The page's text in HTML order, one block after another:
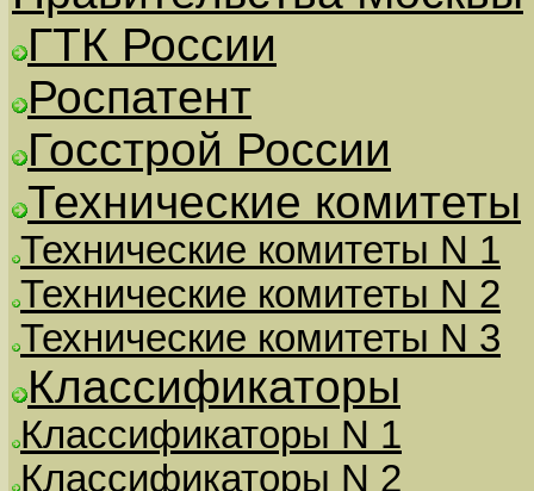
ГТК России
Роспатент
Госстрой России
Технические комитеты
Технические комитеты N 1
Технические комитеты N 2
Технические комитеты N 3
Классификаторы
Классификаторы N 1
Классификаторы N 2